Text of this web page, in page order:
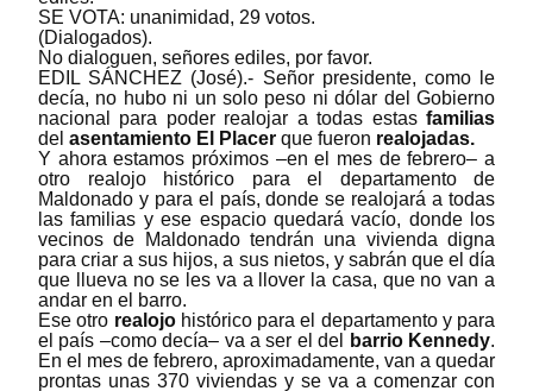
SE VOTA: unanimidad, 29 votos.
(Dialogados).
No dialoguen, señores ediles, por favor.
EDIL SÁNCHEZ (José).- Señor presidente, como le
decía, no hubo ni un solo peso ni dólar del Gobierno
nacional para poder realojar a todas estas familias
del asentamiento El Placer que fueron realojadas.
Y ahora estamos próximos ‒en el mes de febrero‒ a
otro realojo histórico para el departamento de
Maldonado y para el país, donde se realojará a todas
las familias y ese espacio quedará vacío, donde los
vecinos de Maldonado tendrán una vivienda digna
para criar a sus hijos, a sus nietos, y sabrán que el día
que llueva no se les va a llover la casa, que no van a
andar en el barro.
Ese otro realojohistórico para el departamento y para
el país ‒como decía‒ va a ser el del
barrio Kennedy.
En el mes de febrero, aproximadamente, van a quedar
prontas unas 370 viviendas y se va a comenzar con